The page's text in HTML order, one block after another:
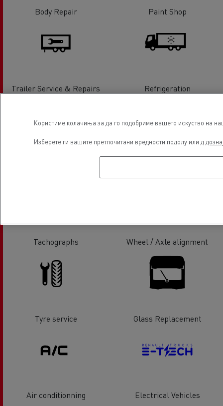
Body Repair Paint Shop
Trailer Service & Repairs Refrigeration
Tachographs Wheel / Axle alignment
Tyre service Glass Replacement
Air conditionning Electrical Vehicles
Користиме колачиња за да го подобриме вашето искуство на
Изберете ги вашите претпочитани вредности подолу или д